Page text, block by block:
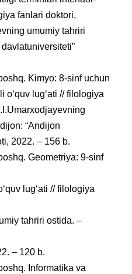
fanlari doktori,
umumiy tahriri
Kimyo: 8-sinf uchun
oʻquv lugʻati // filologiya
“Andijon
2022. – 156 b.
Geometriya: 9-sinf
lugʻati // filologiya
tahriri ostida. –
– 120 b.
Informatika va